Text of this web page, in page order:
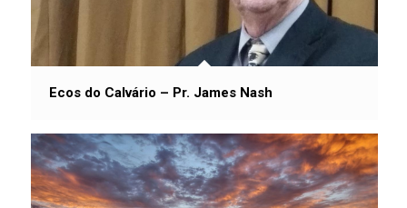
Ecos do Calvário – Pr. James Nash